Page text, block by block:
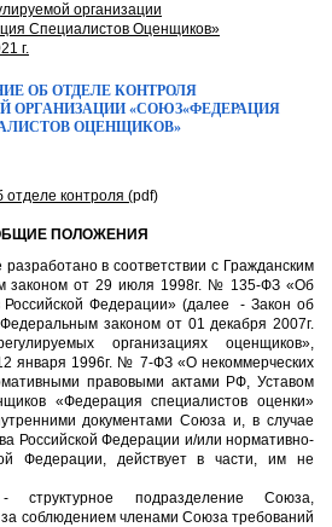
организации
Специалистов Оценщиков»
г.
ОБ ОТДЕЛЕ КОНТРОЛЯ
ОРГАНИЗАЦИИ «СОЮЗ«ФЕДЕРАЦИЯ
ОЦЕНЩИКОВ»
контроля (pdf)
ПОЛОЖЕНИЯ
в соответствии с Гражданским
законом от 29 июля 1998г. № 135-ФЗ «Об
Российской Федерации» (далее - Закон об
законом от 01 декабря 2007г.
организациях оценщиков»,
января 1996г. № 7-ФЗ «О некоммерческих
правовыми актами РФ, Уставом
«Федерация специалистов оценки»
документами Союза и, в случае
Российской Федерации и/или нормативно-
Федерации, действует в части, им не
подразделение Союза,
соблюдением членами Союза требований